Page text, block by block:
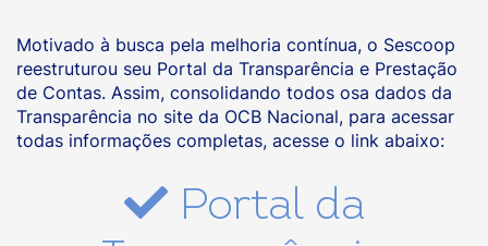
Motivado à busca pela melhoria contínua, o Sescoop
reestruturou seu Portal da Transparência e Prestação
de Contas. Assim, consolidando todos osa dados da
Transparência no site da OCB Nacional, para acessar
todas informações completas, acesse o link abaixo:
Portal da